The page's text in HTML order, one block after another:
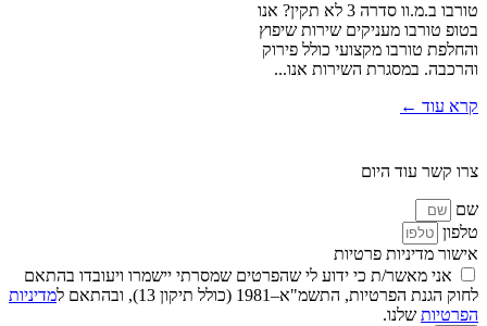
טורבו ב.מ.וו סדרה 3 לא תקין? אנו
בטופ טורבו מעניקים שירות שיפוץ
והחלפת טורבו מקצועי כולל פירוק
והרכבה. במסגרת השירות אנו...
קרא עוד ←
צרו קשר עוד היום
שם
טלפון
אישור מדיניות פרטיות
אני מאשר/ת כי ידוע לי שהפרטים שמסרתי יישמרו ויעובדו בהתאם
לחוק הגנת הפרטיות, התשמ"א–1981 (כולל תיקון 13), ובהתאם ל
מדיניות
הפרטיותשלנו.